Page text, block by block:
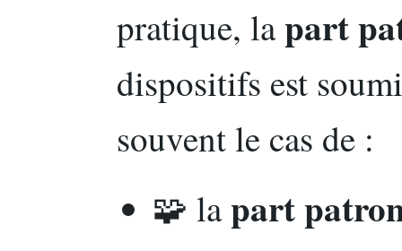
pratique, lapart
dispositifs est
souvent le cas de :
🧩 lapart